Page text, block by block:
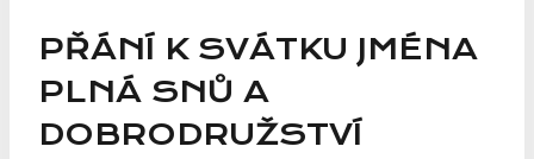
PŘÁNÍ K SVÁTKU JMÉNA
PLNÁ SNŮ A
DOBRODRUŽSTVÍ